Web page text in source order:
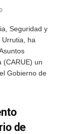
0
Seguridad y
Urrutia, ha
(CARUE) un
Gobierno de
de